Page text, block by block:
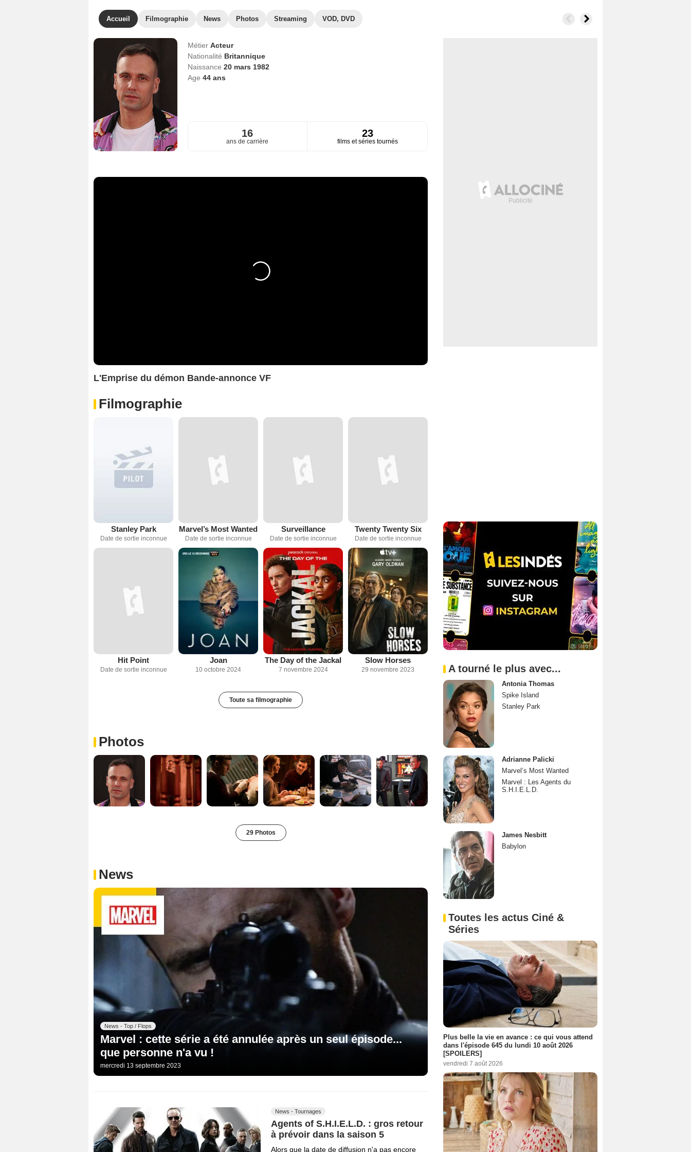
Accueil Filmographie News Photos Streaming VOD, DVD
Métier Acteur
Nationalité Britannique
Naissance 20 mars 1982
Age 44ans
16
ans de carrière
23
films et séries tournés
L'Emprise du démon Bande-annonce VF
Filmographie
Stanley Park
Date de sortie inconnue
Marvel’s Most Wanted
Date de sortie inconnue
Surveillance
Date de sortie inconnue
Twenty Twenty Six
Date de sortie inconnue
Hit Point
Date de sortie inconnue
Joan
10 octobre 2024
The Day of the Jackal
7 novembre 2024
Slow Horses
29 novembre 2023
Toute sa filmographie
Photos
29 Photos
News
News - Top / Flops
Marvel : cette série a été annulée après un seul épisode...
que personne n'a vu !
mercredi 13 septembre 2023
News - Tournages
Agents of S.H.I.E.L.D. : gros retour
à prévoir dans la saison 5
Alors que la date de diffusion n'a pas encore
A tourné le plus avec...
Antonia Thomas
Spike Island
Stanley Park
Adrianne Palicki
Marvel’s Most Wanted
Marvel : Les Agents du
S.H.I.E.L.D.
James Nesbitt
Babylon
Toutes les actus Ciné &
Séries
Plus belle la vie en avance : ce qui vous attend
dans l'épisode 645 du lundi 10 août 2026
[SPOILERS]
vendredi 7 août 2026